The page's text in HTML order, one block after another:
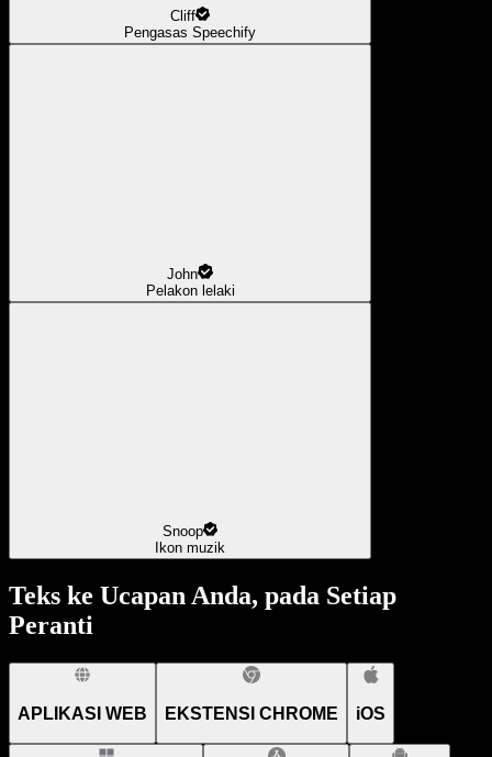
Cliff
Pengasas Speechify
John
Pelakon lelaki
Snoop
Ikon muzik
Teks ke Ucapan Anda, pada Setiap
Peranti
APLIKASI WEB EKSTENSI CHROME iOS